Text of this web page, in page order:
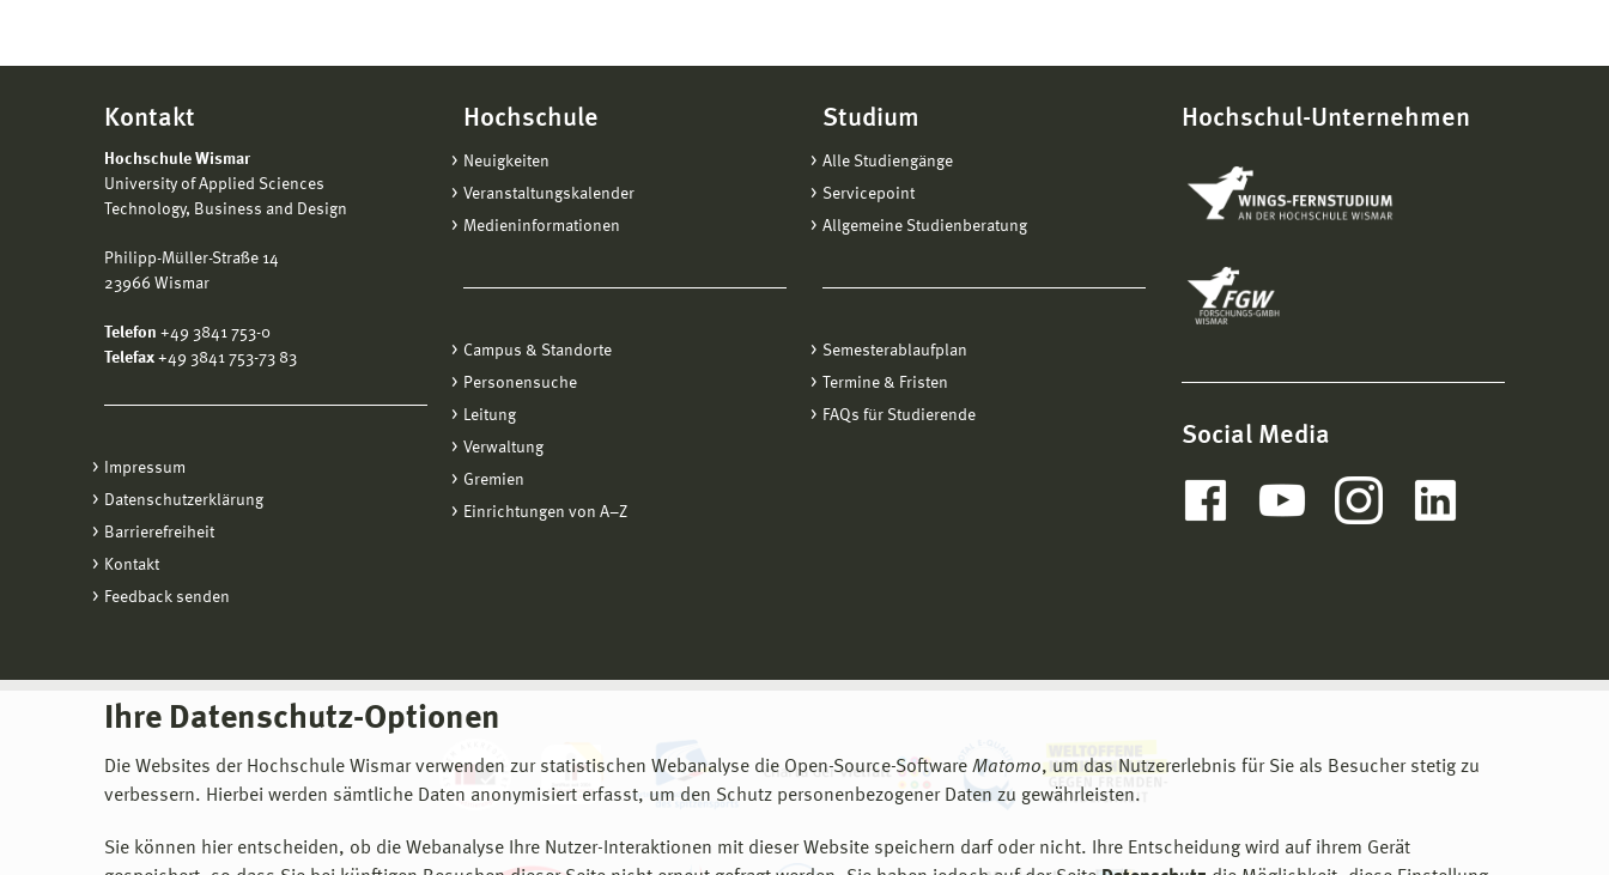
Ihre Datenschutz-Optionen
Die Websites der Hochschule Wismar verwenden zur statistischen Webanalyse die Open-Source-Software Matomo, um das Nutzererlebnis für Sie als Besucher stetig zu
verbessern. Hierbei werden sämtliche Daten anonymisiert erfasst, um den Schutz personenbezogener Daten zu gewährleisten.
Sie können hier entscheiden, ob die Webanalyse Ihre Nutzer-Interaktionen mit dieser Website speichern darf oder nicht. Ihre Entscheidung wird auf ihrem Gerät
Kontakt
Hochschule Wismar
University of Applied Sciences
Technology, Business and Design
Philipp-Müller-Straße 14
23966 Wismar
Telefon +49 3841 753-0
Telefax +49 3841 753-73 83
Impressum
Datenschutzerklärung
Barrierefreiheit
Kontakt
Feedback senden
Hochschule
Neuigkeiten
Veranstaltungskalender
Medieninformationen
Campus & Standorte
Personensuche
Leitung
Verwaltung
Gremien
Einrichtungen von A−Z
Studium
Alle Studiengänge
Servicepoint
Allgemeine Studienberatung
Semesterablaufplan
Termine & Fristen
FAQs für Studierende
Hochschul-Unternehmen
Social Media